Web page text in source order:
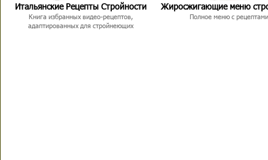
Итальянские Рецепты Стройности
Книга избранных видео-рецептов,
адаптированных для стройнеющих
Жиросжигающие меню
Полное меню с рецептами